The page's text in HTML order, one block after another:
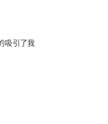
吸引了我
的新鲜
。 地上枯萎的树枝被
我向着那音乐声走去
的心情 天空湛蓝般的闪
让我难以忘怀 我想从音
雨后 这种感觉才更为浓